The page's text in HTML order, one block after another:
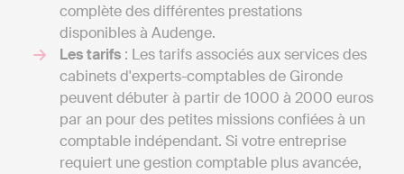
complète des différentes prestations
disponibles à Audenge.
Les tarifs : Les tarifs associés aux services des
cabinets d'experts-comptables de Gironde
peuvent débuter à partir de 1000 à 2000 euros
par an pour des petites missions confiées à un
comptable indépendant. Si votre entreprise
requiert une gestion comptable plus avancée,